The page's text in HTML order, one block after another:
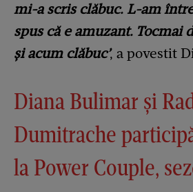
mi-a scris clăbuc. L-am
spus că e amuzant. Tocmai
și acum clăbuc’, a povestit
Diana Bulimar și
Dumitrache
la Power Couple,